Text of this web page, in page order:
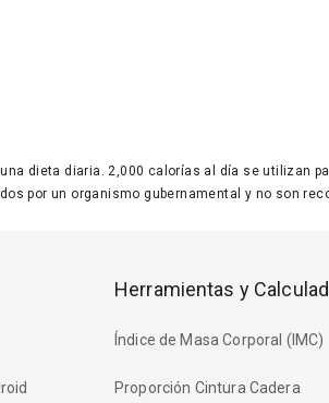
dieta diaria. 2,000 calorías al día se utilizan
por un organismo gubernamental y no son
Herramientas y
Índice de Masa Corporal (IMC)
Proporción Cintura Cadera